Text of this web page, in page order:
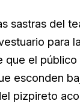
sastras del
para
el
esconden
pizpireto